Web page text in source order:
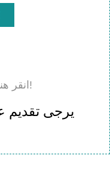
انقر هنا إلى للرجوع المعلومات المطلوبة!
يرجى تقديم